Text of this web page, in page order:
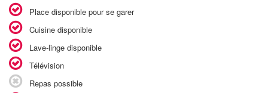
Place disponible pour se garer
Cuisine disponible
Lave-linge disponible
Télévision
Repas possible